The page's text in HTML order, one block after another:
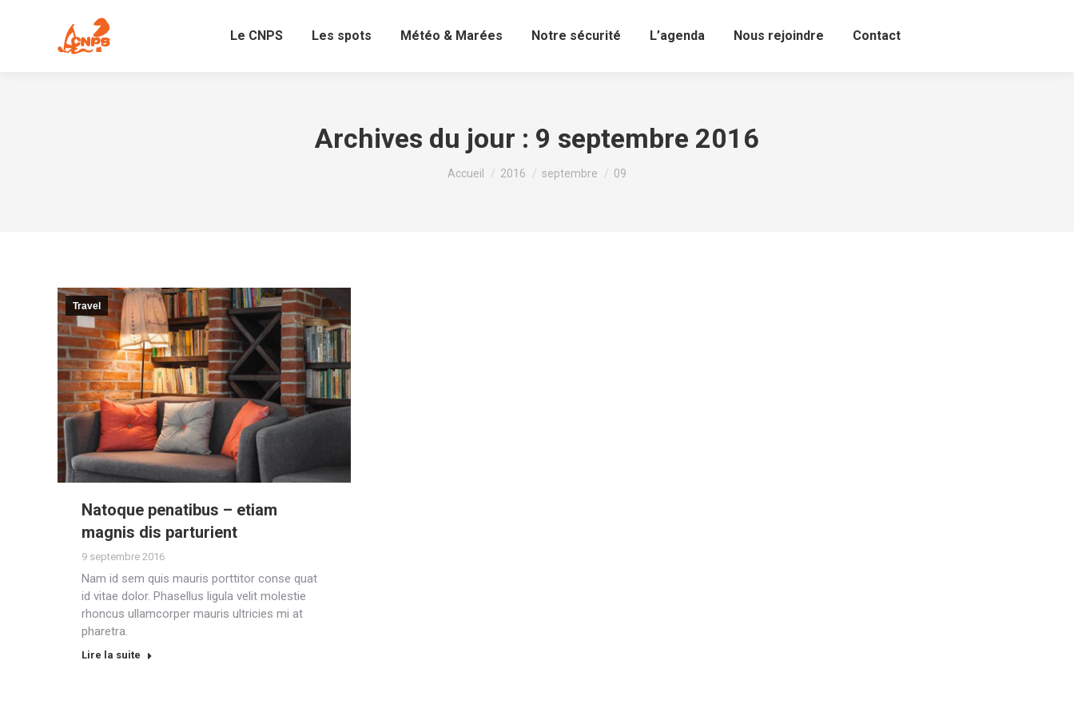
Le CNPS Les spots Météo & Marées Notre sécurité L’agenda Nous rejoindre Contact
Archives du jour : 9 septembre 2016
Vous êtes ici :
Accueil 2016 septembre 09
Travel
Natoque penatibus – etiam
magnis dis parturient
9 septembre 2016
Nam id sem quis mauris porttitor conse quat
id vitae dolor. Phasellus ligula velit molestie
rhoncus ullamcorper mauris ultricies mi at
pharetra.
Lire la suite